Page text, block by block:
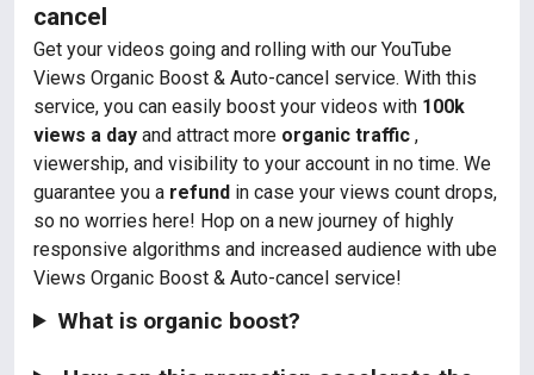
cancel
Get your videos going and rolling with our YouTube
Views Organic Boost & Auto-cancel service. With this
service, you can easily boost your videos with 100k
views a day and attract more organic traffic ,
viewership, and visibility to your account in no time. We
guarantee you a refund in case your views count drops,
so no worries here! Hop on a new journey of highly
responsive algorithms and increased audience with ube
Views Organic Boost & Auto-cancel service!
What is organic boost?